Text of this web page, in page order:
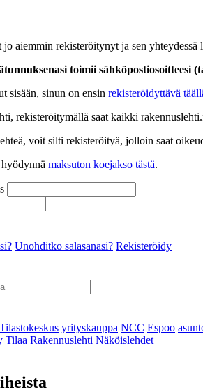
jo aiemmin rekisteröitynyt ja sen
toimii sähköpostiosoitteesi
sisään, sinun on ensin rekisteröidyttävä
rekisteröitymällä saat kaikki
voit silti rekisteröityä, jolloin saat
maksuton koejakso tästä.
Unohditko salasanasi? Rekisteröidy
Tilastokeskus yrityskauppa NCC Espoo
Tilaa Rakennuslehti Näköislehdet